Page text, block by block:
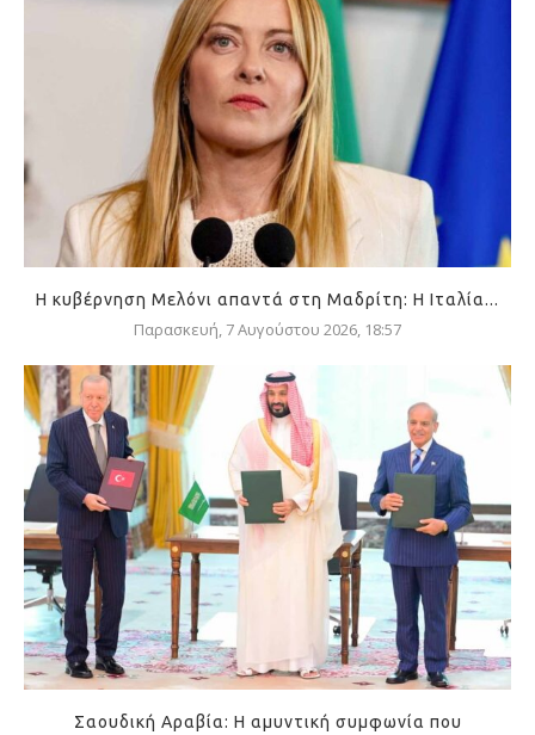
Η κυβέρνηση Μελόνι απαντά στη Μαδρίτη: Η Ιταλία...
Παρασκευή, 7 Αυγούστου 2026, 18:57
Σαουδική Αραβία: Η αμυντική συμφωνία που